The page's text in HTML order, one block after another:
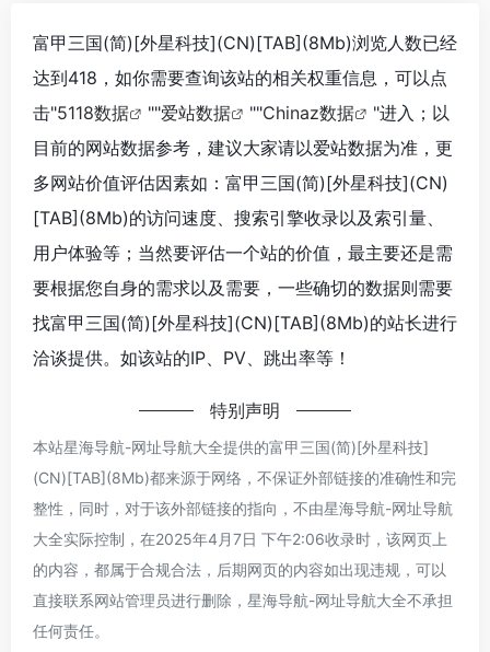
富甲三国(简)[外星科技](CN)[TAB](8Mb)浏览人数已经
达到418，如你需要查询该站的相关权重信息，可以点
击"5118数据 ""爱站数据 ""Chinaz数据
"进入；以
目前的网站数据参考，建议大家请以爱站数据为准，更
多网站价值评估因素如：富甲三国(简)[外星科技](CN)
[TAB](8Mb)的访问速度、搜索引擎收录以及索引量、
用户体验等；当然要评估一个站的价值，最主要还是需
要根据您自身的需求以及需要，一些确切的数据则需要
找富甲三国(简)[外星科技](CN)[TAB](8Mb)的站长进行
洽谈提供。如该站的IP、PV、跳出率等！
特别声明
本站星海导航-网址导航大全提供的富甲三国(简)[外星科技]
(CN)[TAB](8Mb)都来源于网络，不保证外部链接的准确性和完
整性，同时，对于该外部链接的指向，不由星海导航-网址导航
大全实际控制，在2025年4月7日 下午2:06收录时，该网页上
的内容，都属于合规合法，后期网页的内容如出现违规，可以
直接联系网站管理员进行删除，星海导航-网址导航大全不承担
任何责任。